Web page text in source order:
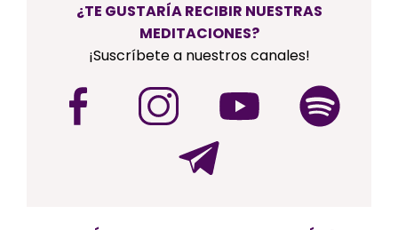
¿TE GUSTARÍA RECIBIR NUESTRAS
MEDITACIONES?
¡Suscríbete a nuestros canales!